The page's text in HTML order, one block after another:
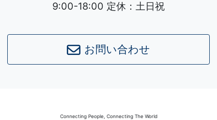
Leaflet|©OpenStreetMapcontributors
9:00-18:00 定休：土日祝
お問い合わせ
Connecting People, Connecting The World